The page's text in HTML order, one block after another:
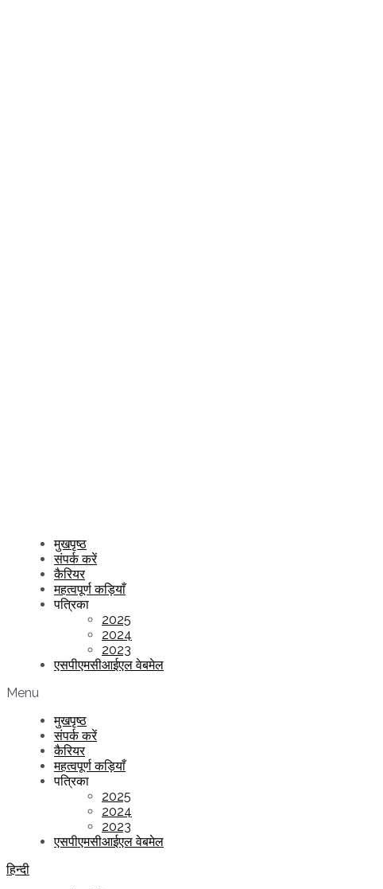
मुखपृष्ठ
संपर्क करें
कैरियर
महत्वपूर्ण कड़ियाँ
पत्रिका
2025
2024
2023
एसपीएमसीआईएल वेबमेल
Menu
मुखपृष्ठ
संपर्क करें
कैरियर
महत्वपूर्ण कड़ियाँ
पत्रिका
2025
2024
2023
एसपीएमसीआईएल वेबमेल
हिन्दी